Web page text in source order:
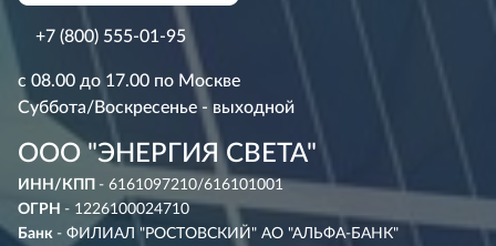
+7 (800) 555-01-95
с 08.00 до 17.00 по Москве
Суббота/Воскресенье - выходной
ООО "ЭНЕРГИЯ СВЕТА"
ИНН/КПП - 6161097210/616101001
ОГРН - 1226100024710
Банк - ФИЛИАЛ "РОСТОВСКИЙ" АО "АЛЬФА-БАНК"